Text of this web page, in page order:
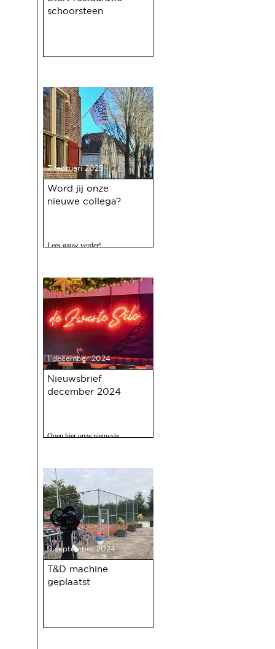
schoorsteen
7 februari 2025
Word jij onze
nieuwe collega?
Lees gauw verder!
1 december 2024
Nieuwsbrief
december 2024
Open hier onze nieuwste
12 december a.s.
9 september 2024
T&D machine
geplaatst